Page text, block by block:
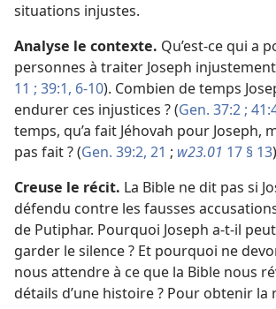
situations injustes.
Analyse le contexte. Qu’est-ce qui a
personnes à traiter Joseph injustement
11 ; 39:1, 6-10). Combien de temps
endurer ces injustices ? (Gen. 37:2 ;
temps, qu’a fait Jéhovah pour Joseph,
pas fait ? (Gen. 39:2, 21 ; w23.01 17 § 13
Creuse le récit. La Bible ne dit pas si
défendu contre les fausses
de Putiphar. Pourquoi Joseph a-t-il
garder le silence ? Et pourquoi ne
nous attendre à ce que la Bible nous
détails d’une histoire ? Pour obtenir la